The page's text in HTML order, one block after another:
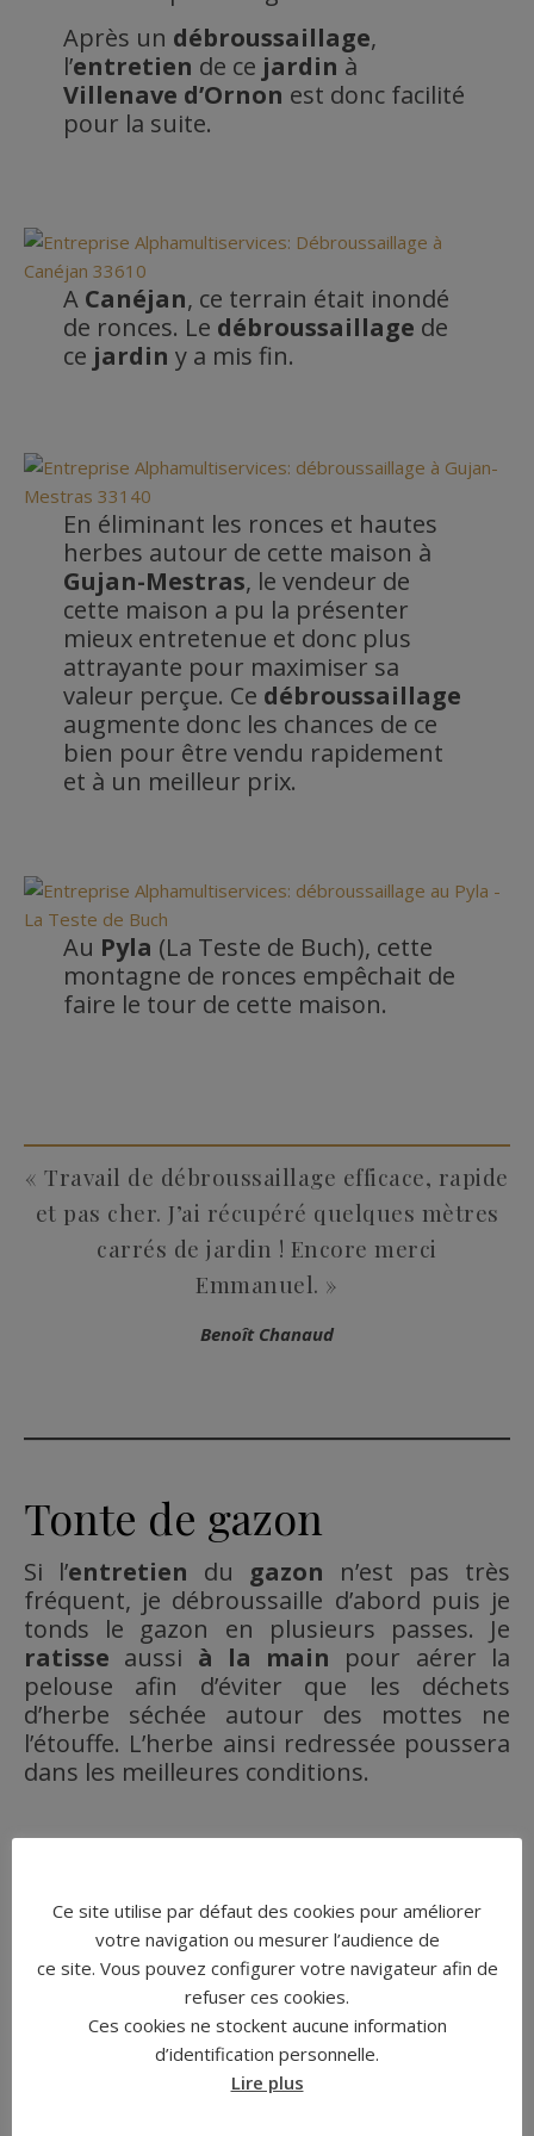
Après un débroussaillage,
l’entretien de ce jardin à
Villenave d’Ornon est donc facilité
pour la suite.
A Canéjan, ce terrain était inondé
de ronces. Le débroussaillage de
ce jardin y a mis fin.
En éliminant les ronces et hautes
herbes autour de cette maison à
Gujan-Mestras, le vendeur de
cette maison a pu la présenter
mieux entretenue et donc plus
attrayante pour maximiser sa
valeur perçue. Ce débroussaillage
augmente donc les chances de ce
bien pour être vendu rapidement
et à un meilleur prix.
Au Pyla (La Teste de Buch), cette
montagne de ronces empêchait de
faire le tour de cette maison.
« Travail de débroussaillage efficace, rapide
et pas cher. J’ai récupéré quelques mètres
carrés de jardin ! Encore merci
Emmanuel. »
Benoît Chanaud
Tonte de gazon
Si l’entretien du gazon n’est pas très
fréquent, je débroussaille d’abord puis je
tonds le gazon en plusieurs passes. Je
ratisse aussi à la main pour aérer la
pelouse afin d’éviter que les déchets
d’herbe séchée autour des mottes ne
l’étouffe. L’herbe ainsi redressée poussera
dans les meilleures conditions.
Nettoyage de parking
Ce site utilise par défaut des cookies pour améliorer
votre navigation ou mesurer l’audience de
ce site. Vous pouvez configurer votre navigateur afin de
refuser ces cookies.
Ces cookies ne stockent aucune information
d’identification personnelle.
Lire plus